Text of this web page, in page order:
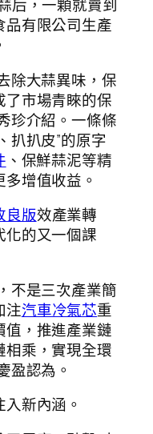
后，一顆就賣到
有限公司生產
除大蒜異味，保
市場青睞的保
珍介紹。一條條
扒扒皮”的原字
、保鮮蒜泥等精
增值收益。
良版效產業轉
化的又一個課
不是三次產業簡
注汽車冷氣芯重
，推進產業鏈
乘，實現全環
盈認為。
新內涵。